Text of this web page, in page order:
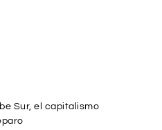
Sur, el capitalismo